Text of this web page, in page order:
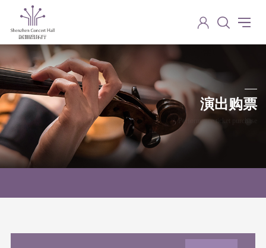
演出购票
Performance ticket purchase